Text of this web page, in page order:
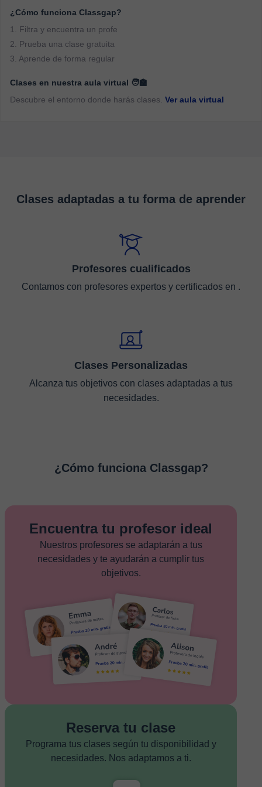
Studying with me, you will feel progress and confidence
in your abilities! Sign up for a trial lesson, I'll test your
current level of Russian (if you're a beginner, we'll start
with the alphabet) and then I'll give you a personalized
more efficiently than you could on your own! See you at
the trial lesson!
¿Cómo funciona Classgap?
1. Filtra y encuentra un profe
2. Prueba una clase gratuita
3. Aprende de forma regular
Clases en nuestra aula virtual 🧑‍🏫
Descubre el entorno donde harás clases. Ver aula virtual
Clases adaptadas a tu forma de aprender
Profesores cualificados
Contamos con profesores expertos y certificados en .
Clases Personalizadas
Alcanza tus objetivos con clases adaptadas a tus
necesidades.
¿Cómo funciona Classgap?
Encuentra tu profesor ideal
Nuestros profesores se adaptarán a tus
necesidades y te ayudarán a cumplir tus
objetivos.
Reserva tu clase
Programa tus clases según tu disponibilidad y
necesidades. Nos adaptamos a ti.